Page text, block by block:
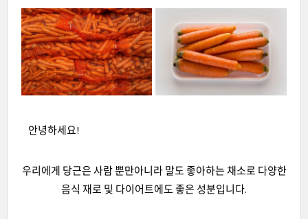
안녕하세요!
우리에게 당근은 사람 뿐만아니라 말도 좋아하는 채소로 다양한
음식 재로 및 다이어트에도 좋은 성분입니다.